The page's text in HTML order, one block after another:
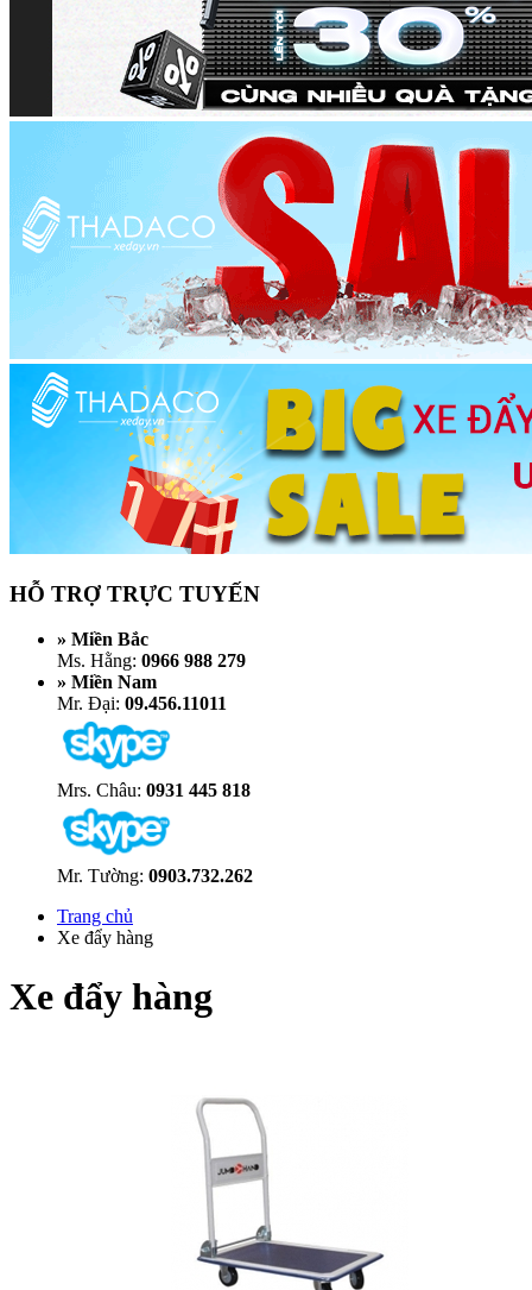
HỖ TRỢ TRỰC TUYẾN
» Miền Bắc
Ms. Hằng: 0966 988 279
» Miền Nam
Mr. Đại: 09.456.11011
Mrs. Châu: 0931 445 818
Mr. Tường: 0903.732.262
Trang chủ
Xe đẩy hàng
Xe đẩy hàng